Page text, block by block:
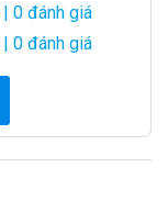
| 0 đánh giá
| 0 đánh giá